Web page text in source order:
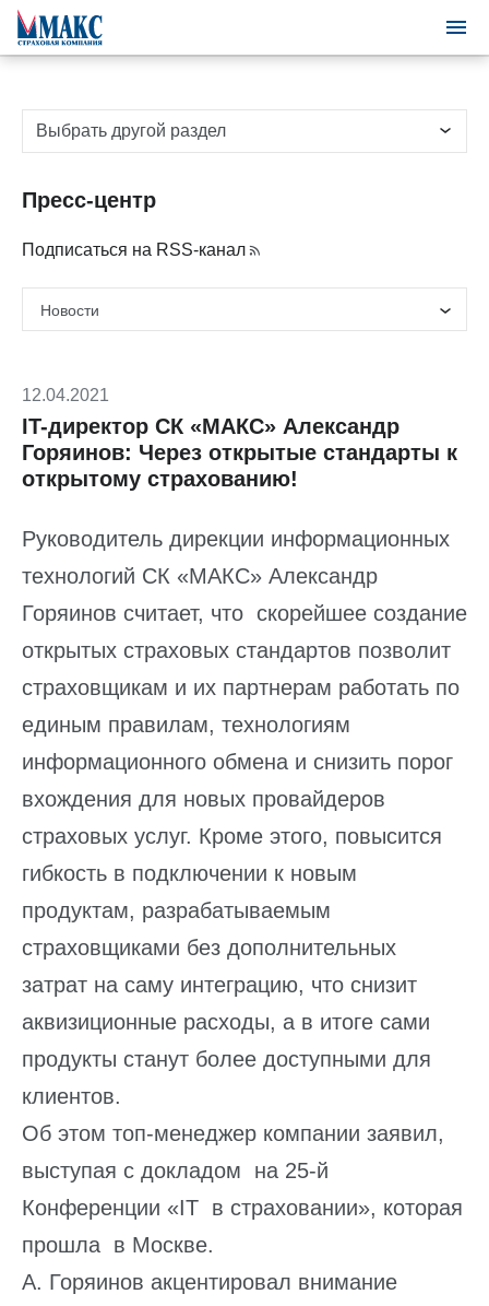
Пресс-центр
Подписаться на RSS-канал
12.04.2021
IT-директор СК «МАКС» Александр
Горяинов: Через открытые стандарты к
открытому страхованию!
Руководитель дирекции информационных
технологий СК «МАКС» Александр
Горяинов считает, что скорейшее создание
открытых страховых стандартов позволит
страховщикам и их партнерам работать по
единым правилам, технологиям
информационного обмена и снизить порог
вхождения для новых провайдеров
страховых услуг. Кроме этого, повысится
гибкость в подключении к новым
продуктам, разрабатываемым
страховщиками без дополнительных
затрат на саму интеграцию, что снизит
аквизиционные расходы, а в итоге сами
продукты станут более доступными для
клиентов.
Об этом топ-менеджер компании заявил,
выступая с докладом на 25-й
Конференции «IT в страховании», которая
прошла в Москве.
А. Горяинов акцентировал внимание
Выбрать другой раздел